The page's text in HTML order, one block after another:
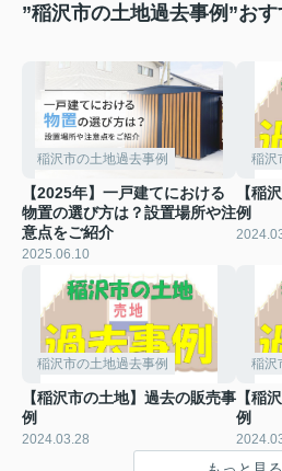
”稲沢市の土地過去事例”お
稲沢市の土地過去事例
【2025年】一戸建てにおける
物置の選び方は？設置場所や注
意点をご紹介
2025.06.10
稲沢
【稲
例
稲沢市の土地過去事例
【稲沢市の土地】過去の販売事
例
2024.03.28
稲沢
【稲
例